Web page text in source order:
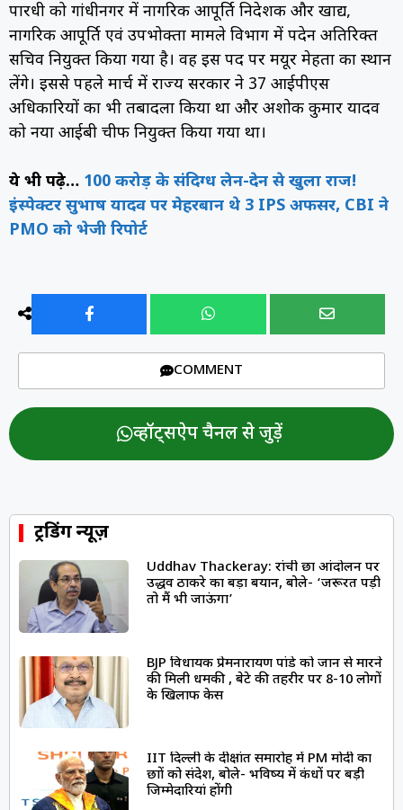
पारधी को गांधीनगर में नागरिक आपूर्ति निदेशक और खाद्य,
नागरिक आपूर्ति एवं उपभोक्ता मामले विभाग में पदेन अतिरिक्त
सचिव नियुक्त किया गया है। वह इस पद पर मयूर मेहता का स्थान
लेंगे। इससे पहले मार्च में राज्य सरकार ने 37 आईपीएस
अधिकारियों का भी तबादला किया था और अशोक कुमार यादव
को नया आईबी चीफ नियुक्त किया गया था।
ये भी पढ़े… 100 करोड़ के संदिग्ध लेन-देन से खुला राज!
इंस्पेक्टर सुभाष यादव पर मेहरबान थे 3 IPS अफसर, CBI ने
PMO को भेजी रिपोर्ट
COMMENT
व्हॉट्सऐप चैनल से जुड़ें
ट्रेंडिंग न्यूज़
Uddhav Thackeray: रांची छात्र आंदोलन पर
उद्धव ठाकरे का बड़ा बयान, बोले- ‘जरूरत पड़ी
तो मैं भी जाऊंगा’
BJP विधायक प्रेमनारायण पांडे को जान से मारने
की मिली धमकी , बेटे की तहरीर पर 8-10 लोगों
के खिलाफ केस
IIT दिल्ली के दीक्षांत समारोह में PM मोदी का
छात्रों को संदेश, बोले- भविष्य में कंधों पर बड़ी
जिम्मेदारियां होंगी